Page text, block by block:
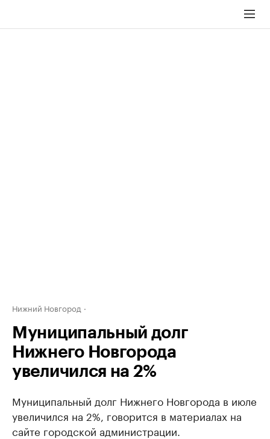
Нижний Новгород
Муниципальный долг
Нижнего Новгорода
увеличился на 2%
Муниципальный долг Нижнего Новгорода в июле
увеличился на 2%, говорится в материалах на
сайте городской администрации.